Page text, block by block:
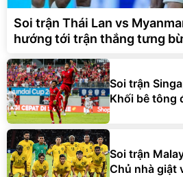
Soi trận Thái Lan vs
hướng tới trận thắng tưng
Soi trận
Khối bê tông
Soi trận
Chủ nhà giật